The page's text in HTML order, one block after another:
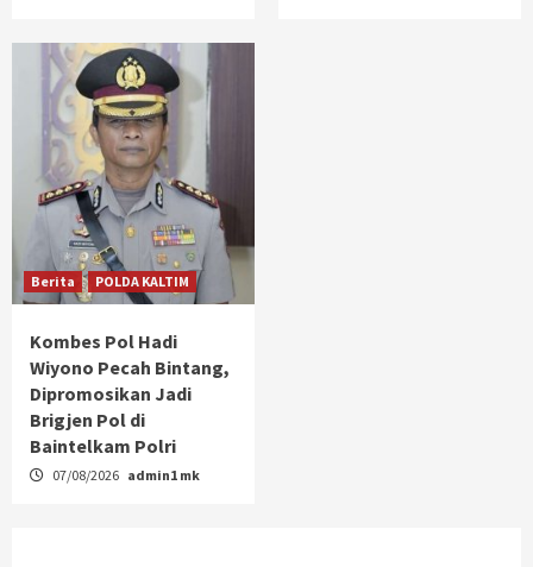
Berita POLDA KALTIM
Kombes Pol Hadi
Wiyono Pecah Bintang,
Dipromosikan Jadi
Brigjen Pol di
Baintelkam Polri
07/08/2026 admin1 mk